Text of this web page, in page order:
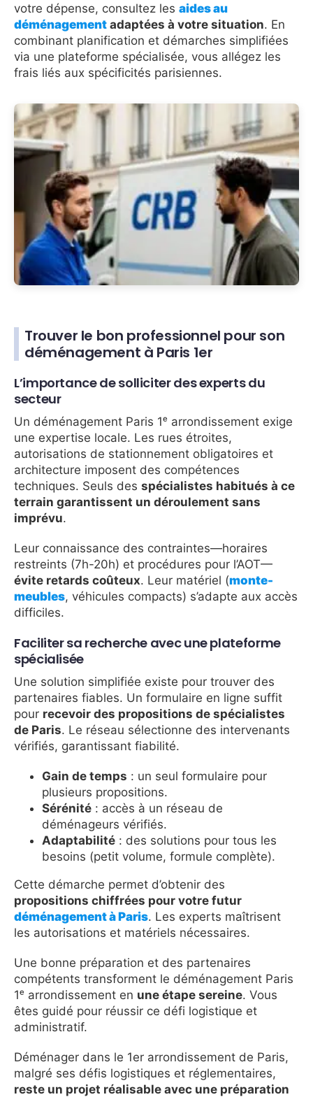
votre dépense, consultez les aides au
déménagement adaptées à votre situation. En
combinant planification et démarches simplifiées
via une plateforme spécialisée, vous allégez les
frais liés aux spécificités parisiennes.
Trouver le bon professionnel pour son
déménagement à Paris 1er
L’importance de solliciter des experts du
secteur
Un déménagement Paris 1ᵉ arrondissement exige
une expertise locale. Les rues étroites,
autorisations de stationnement obligatoires et
architecture imposent des compétences
techniques. Seuls des spécialistes habitués à ce
terrain garantissent un déroulement sans
imprévu.
Leur connaissance des contraintes—horaires
restreints (7h-20h) et procédures pour l’AOT—
évite retards coûteux. Leur matériel (monte-
meubles, véhicules compacts) s’adapte aux accès
difficiles.
Faciliter sa recherche avec une plateforme
spécialisée
Une solution simplifiée existe pour trouver des
partenaires fiables. Un formulaire en ligne suffit
pour recevoir des propositions de spécialistes
de Paris. Le réseau sélectionne des intervenants
vérifiés, garantissant fiabilité.
Gain de temps : un seul formulaire pour
plusieurs propositions.
Sérénité : accès à un réseau de
déménageurs vérifiés.
Adaptabilité : des solutions pour tous les
besoins (petit volume, formule complète).
Cette démarche permet d’obtenir des
propositions chiffrées pour votre futur
déménagement à Paris. Les experts maîtrisent
les autorisations et matériels nécessaires.
Une bonne préparation et des partenaires
compétents transforment le déménagement Paris
1ᵉ arrondissement en une étape sereine. Vous
êtes guidé pour réussir ce défi logistique et
administratif.
Déménager dans le 1er arrondissement de Paris,
malgré ses défis logistiques et réglementaires,
reste un projet réalisable avec une préparation